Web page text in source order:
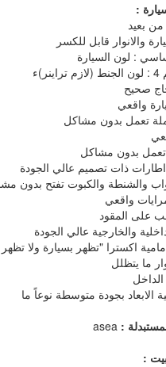
:
بعيد
والانوار قابل للكسر
: لون السيارة
صحيح
واقعي
تعمل بدون مشاكل
تعمل بدون مشاكل
ذات تصميم عالي الجودة
والشنطة والكبوت تفتح بدون
واقعي
على المقود
والخارجية عالي الجودة
اكسترا "تظهر بسيارة ولا
ما يتظلل
الابعاد بجودة متوسطة نوعاً ما
:
: